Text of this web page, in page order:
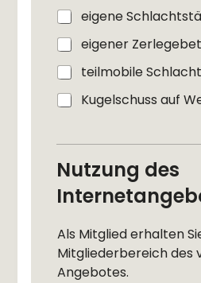
eigene
eigener
teilmobile
Kugelschuss auf
Nutzung des
Als Mitglied erhalten
Mitgliederbereich
Angebotes.